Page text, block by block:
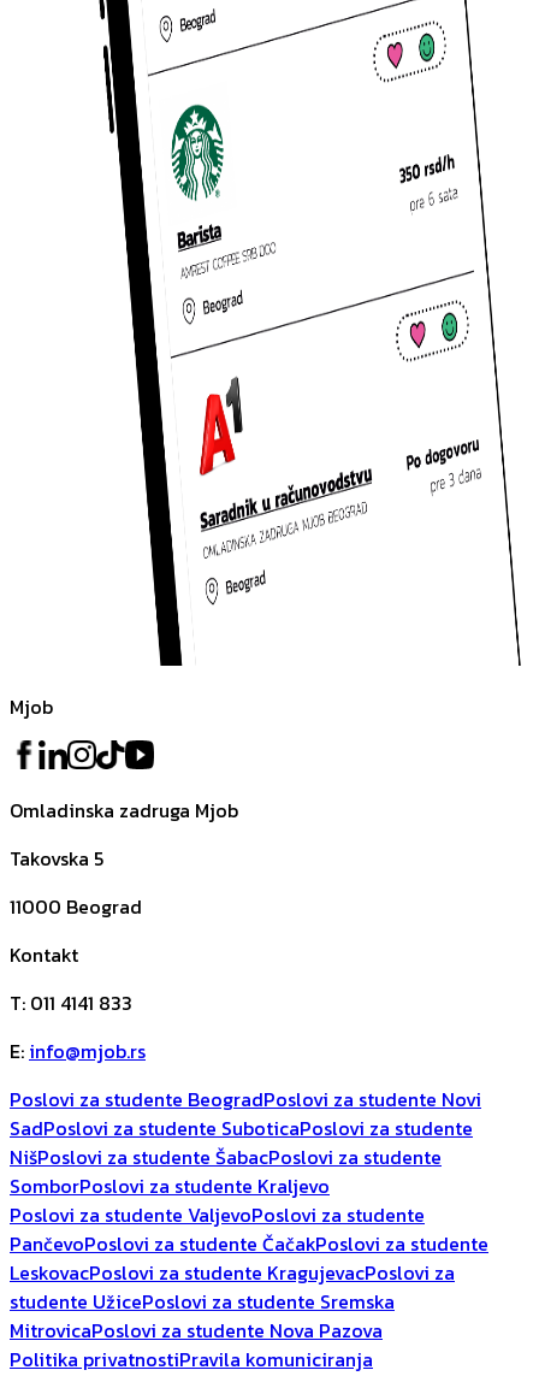
Mjob
Omladinska zadruga Mjob
Takovska 5
11000 Beograd
Kontakt
T: 011 4141 833
E: info@mjob.rs
Poslovi za studente BeogradPoslovi za studente Novi
SadPoslovi za studente SuboticaPoslovi za studente
NišPoslovi za studente ŠabacPoslovi za studente
SomborPoslovi za studente Kraljevo
Poslovi za studente ValjevoPoslovi za studente
PančevoPoslovi za studente ČačakPoslovi za studente
LeskovacPoslovi za studente KragujevacPoslovi za
studente UžicePoslovi za studente Sremska
MitrovicaPoslovi za studente Nova Pazova
Politika privatnostiPravila komuniciranja